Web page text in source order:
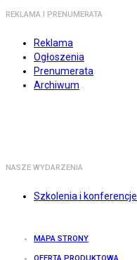
REKLAMA I PRENUMERATA
Reklama
Ogłoszenia
Prenumerata
Archiwum
NASZE WYDARZENIA
Szkolenia i konferencje
MAPA STRONY